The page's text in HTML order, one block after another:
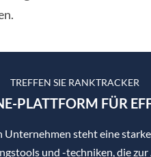
TREFFEN SIE RANKTRACKER
PLATTFORM FÜR
steht eine
und -techniken, die zur